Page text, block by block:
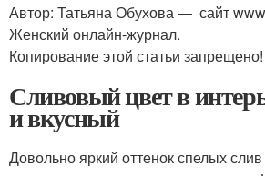
Автор: Татьяна Обухова — сайт
Женский онлайн-журнал.
Копирование этой статьи запрещено!
Сливовый цвет в
и вкусный
Довольно яркий оттенок спелых